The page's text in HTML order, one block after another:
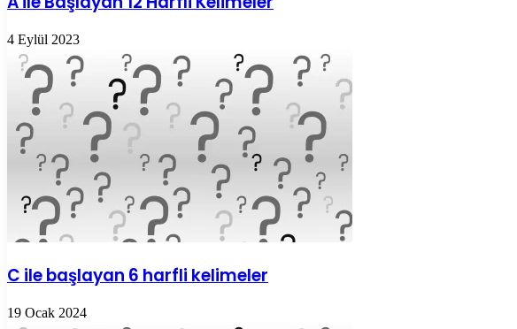
4 Eylül 2023
C ile başlayan 6 harfli kelimeler
19 Ocak 2024